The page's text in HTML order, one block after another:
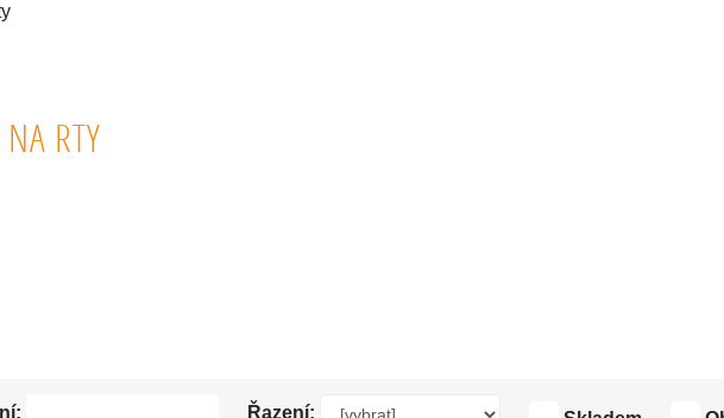
RTY
Řazení: